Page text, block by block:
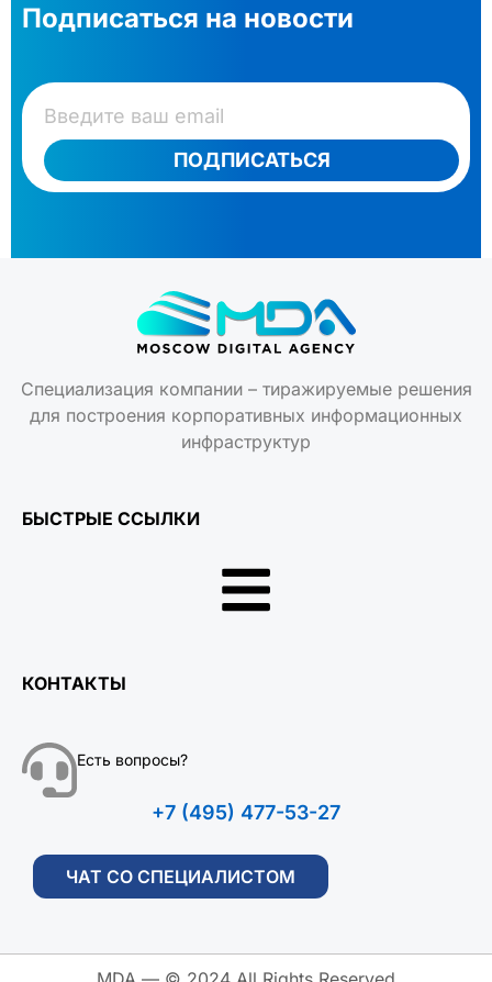
Подписаться на новости
ПОДПИСАТЬСЯ
Специализация компании – тиражируемые решения
для построения корпоративных информационных
инфраструктур
БЫСТРЫЕ ССЫЛКИ
КОНТАКТЫ
Есть вопросы?
+7 (495) 477-53-27
ЧАТ СО СПЕЦИАЛИСТОМ